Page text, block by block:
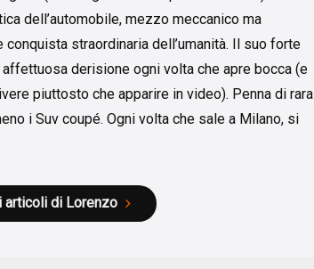
dell’automobile, mezzo meccanico ma
straordinaria dell’umanità. Il suo forte
derisione ogni volta che apre bocca (e
piuttosto che apparire in video). Penna di rara
i Suv coupé. Ogni volta che sale a Milano, si
articoli di Lorenzo